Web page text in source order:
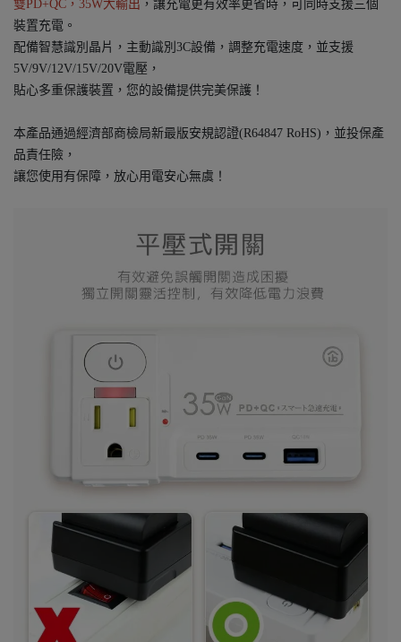
雙PD+QC，35W大輸出 ，讓充電更有效率更省時，可同時支援三個
裝置充電。
配備智慧識別晶片，主動識別3C設備，調整充電速度，並支援
5V/9V/12V/15V/20V電壓，
貼心多重保護裝置，您的設備提供完美保護！
本產品通過經濟部商檢局新最版安規認證(R64847 RoHS)，並投保產
品責任險，
讓您使用有保障，放心用電安心無虞！